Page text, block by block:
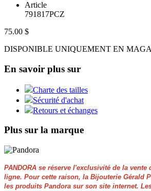
Article
791817PCZ
75.00 $
DISPONIBLE UNIQUEMENT EN
En savoir plus sur
Charte des tailles
Sécurité d'achat
Retours et échanges
Plus sur la marque
PANDORA se réserve l'exclusivité de la vente
ligne. Pour cette raison, la Bijouterie Gérald
les produits Pandora sur son site internet.